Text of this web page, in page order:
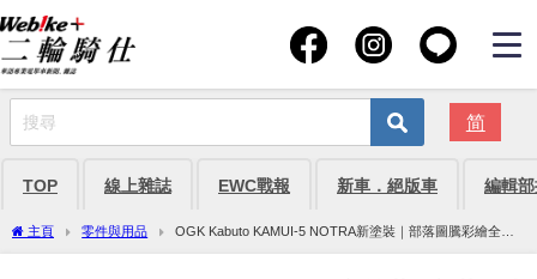
简
TOP 線上雜誌 EWC戰報 新車．絕版車 編輯
主頁 零件與用品
OGK Kabuto KAMUI-5 NOTRA新塗裝｜部落圖騰彩繪全罩
安全帽 49,500日圓6月日本上市